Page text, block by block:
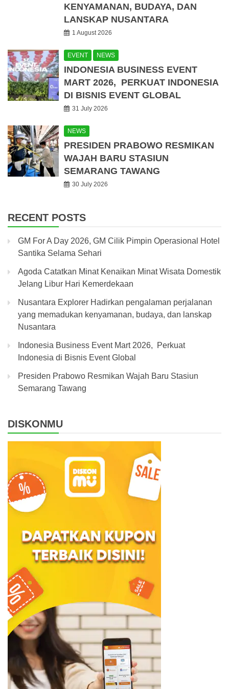
KENYAMANAN, BUDAYA, DAN
LANSKAP NUSANTARA
1 August 2026
EVENT NEWS
INDONESIA BUSINESS EVENT
MART 2026, PERKUAT INDONESIA
DI BISNIS EVENT GLOBAL
31 July 2026
NEWS
PRESIDEN PRABOWO RESMIKAN
WAJAH BARU STASIUN
SEMARANG TAWANG
30 July 2026
RECENT POSTS
GM For A Day 2026, GM Cilik Pimpin Operasional Hotel
Santika Selama Sehari
Agoda Catatkan Minat Kenaikan Minat Wisata Domestik
Jelang Libur Hari Kemerdekaan
Nusantara Explorer Hadirkan pengalaman perjalanan
yang memadukan kenyamanan, budaya, dan lanskap
Nusantara
Indonesia Business Event Mart 2026, Perkuat
Indonesia di Bisnis Event Global
Presiden Prabowo Resmikan Wajah Baru Stasiun
Semarang Tawang
DISKONMU